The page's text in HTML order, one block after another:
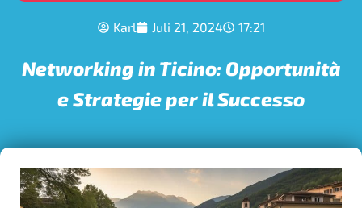
Karl Juli 21, 2024 17:21
Networking in Ticino: Opportunità
e Strategie per il Successo